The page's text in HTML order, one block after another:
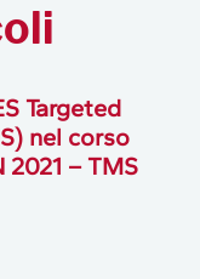
Targeted
nel corso
2021 – TMS